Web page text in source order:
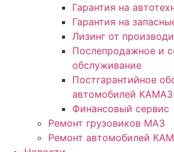
Гарантия на
Гарантия на
Лизинг от
Послепродажное и
обслуживание
Постгарантийное
автомобилей КАМАЗ
Финансовый сервис
Ремонт грузовиков МАЗ
Ремонт автомобилей